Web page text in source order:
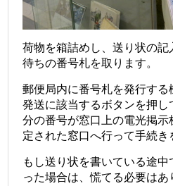
荷物を箱詰めし、送り状の記
待ちの番号札を取ります。
郵便局内に番号札を発行す
発送に該当するボタンを押し
分の番号が窓口上の電光掲
定された窓口へ行って手続き
もし送り状を書いている途中
った場合は、慌てる必要は